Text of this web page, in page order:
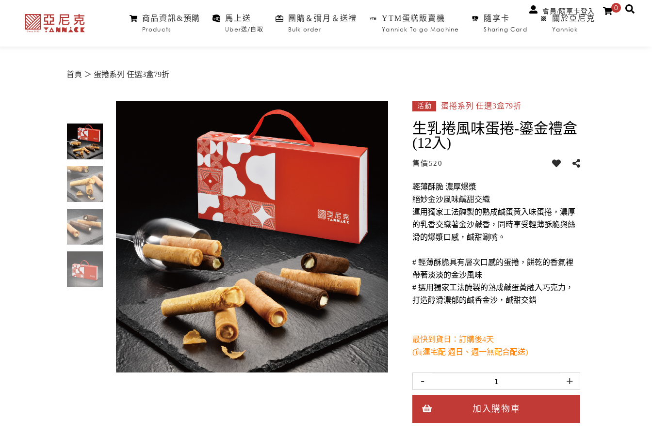
商品資訊&預購
Products
馬上送
Uber送/自取
團購＆彌月＆送禮
Bulk order
YTM蛋糕販賣機
Yannick To go Machine
隨享卡
Sharing Card
關於亞尼克
Yannick
會員/隨享卡登入 0
首頁 蛋捲系列 任選3盒79折
活動 蛋捲系列 任選3盒79折
生乳捲風味蛋捲-鎏金禮盒
(12入)
售價520
輕薄酥脆 濃厚爆漿
絕妙金沙風味鹹甜交織
運用獨家工法醃製的熟成鹹蛋黃入味蛋捲，濃厚
的乳香交織著金沙鹹香，同時享受輕薄酥脆與絲
滑的爆漿口感，鹹甜涮嘴。
# 輕薄酥脆具有層次口感的蛋捲，餅乾的香氣裡
帶著淡淡的金沙風味
# 選用獨家工法醃製的熟成鹹蛋黃融入巧克力，
打造醇滑濃郁的鹹香金沙，鹹甜交錯
最快到貨日：訂購後4天
(貨運宅配 週日、週一無配合配送)
- +
加入購物車